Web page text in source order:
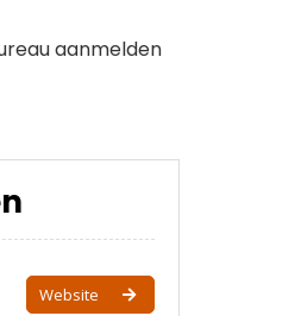
aanmelden
Website